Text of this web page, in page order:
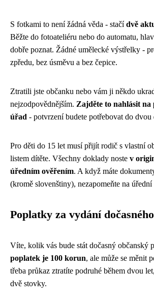
S fotkami to není žádná věda - stačídvě
Běžte do fotoateliéru nebo do automatu,
dobře poznat. Žádné umělecké výstřelky -
zpředu, bez úsměvu a bez čepice.
Ztratili jste občanku nebo vám ji někdo
nejzodpovědnějším. Zajděte to nahlásit na
úřad - potvrzení budete potřebovat do dvou
Pro děti do 15 let musí přijít rodič s vlastní
listem dítěte. Všechny doklady noste v
úředním ověřením. A když máte
(kromě slovenštiny), nezapomeňte na úřední
Poplatky za vydání
Víte, kolik vás bude stát dočasný občanský
poplatek je 100 korun, ale může se měnit
třeba průkaz ztratíte podruhé během dvou
dvě stovky.